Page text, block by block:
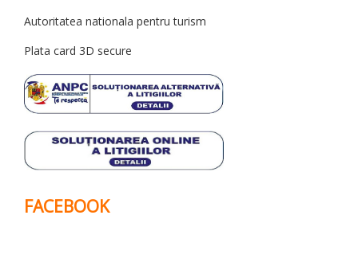
Autoritatea nationala pentru turism
Plata card 3D secure
FACEBOOK